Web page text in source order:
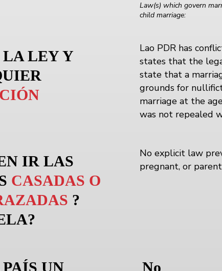
Law(s) which govern
child marriage:
LA LEY Y
Lao PDR has
states that the
state that a
grounds for
marriage at the
was not repealed
IR LAS
CASADAS O
?
No explicit law
pregnant, or
PAÍS UN
No